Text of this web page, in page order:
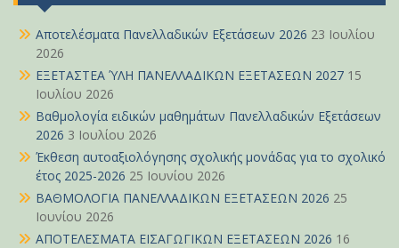
Αποτελέσματα Πανελλαδικών Εξετάσεων 2026 23 Ιουλίου
2026
ΕΞΕΤΑΣΤΕΑ ΎΛΗ ΠΑΝΕΛΛΑΔΙΚΩΝ ΕΞΕΤΑΣΕΩΝ 2027 15
Ιουλίου 2026
Βαθμολογία ειδικών μαθημάτων Πανελλαδικών Εξετάσεων
2026 3 Ιουλίου 2026
Έκθεση αυτοαξιολόγησης σχολικής μονάδας για το σχολικό
έτος 2025-2026 25 Ιουνίου 2026
ΒΑΘΜΟΛΟΓΙΑ ΠΑΝΕΛΛΑΔΙΚΩΝ ΕΞΕΤΑΣΕΩΝ 2026 25
Ιουνίου 2026
ΑΠΟΤΕΛΕΣΜΑΤΑ ΕΙΣΑΓΩΓΙΚΩΝ ΕΞΕΤΑΣΕΩΝ 2026 16